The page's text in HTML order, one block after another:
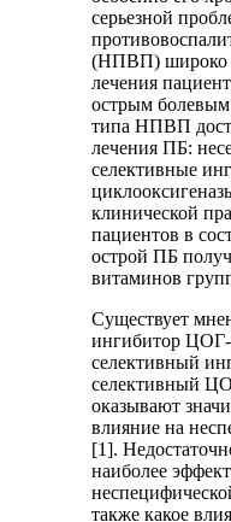
серьезной
(НПВП) широко
лечения
острым
типа НПВП
лечения ПБ:
селективные
клинической
пациентов в
острой ПБ
витаминов
Существует
ингибитор ЦОГ-
селективный
селективный
оказывают
влияние на
[1].
наиболее
также какое